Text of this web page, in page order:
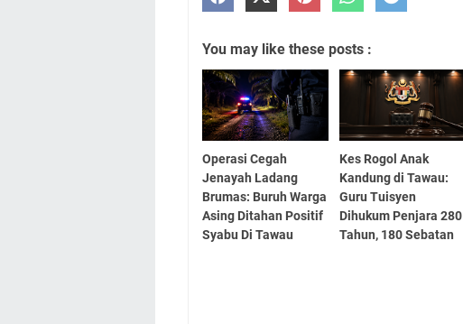
You may like these posts :
Operasi Cegah
Jenayah Ladang
Brumas: Buruh Warga
Asing Ditahan Positif
Syabu Di Tawau
Kes Rogol Anak
Kandung di Tawau:
Guru Tuisyen
Dihukum Penjara 280
Tahun, 180 Sebatan